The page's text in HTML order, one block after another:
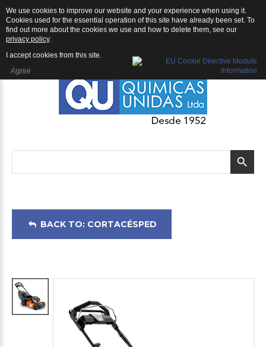
BACK TO: CORTACÉSPED
We use cookies to improve our website and your experience when using it.
Cookies used for the essential operation of this site have already been set. To
find out more about the cookies we use and how to delete them, see our
privacy policy.
I accept cookies from this site.
Agree
Cortacésped: Cortacésped ARIENS RAZOR 21 REFLEX™